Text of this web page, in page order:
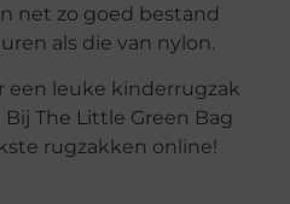
net zo goed bestand
als die van nylon.
een leuke kinderrugzak
The Little Green Bag
rugzakken online!